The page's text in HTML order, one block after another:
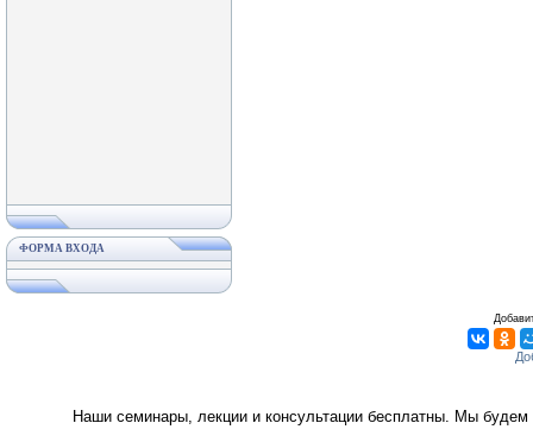
ФОРМА ВХОДА
Наши семинары, лекции и консультации бесплатны. Мы